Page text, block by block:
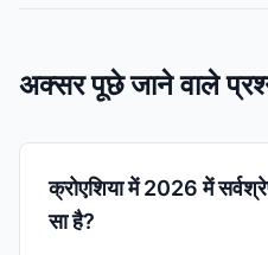
अक्सर पूछे जाने वाले
क्रोएशिया में 2026 में
सा है?